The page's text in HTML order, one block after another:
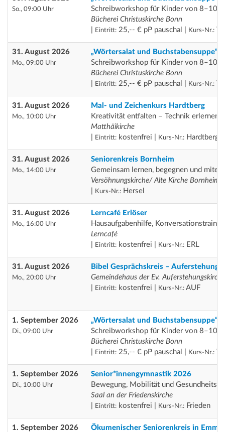
So., 09:00 Uhr
Schreibworkshop für Kinder von 8–10
Bücherei Christuskirche Bonn
Eintritt: 25,-- € pP pauschal | Kurs-Nr.:
31. August 2026
Mo., 09:00 Uhr
„Wörtersalat und Buchstabensuppe“
Schreibworkshop für Kinder von 8–10
Bücherei Christuskirche Bonn
Eintritt: 25,-- € pP pauschal | Kurs-Nr.:
31. August 2026
Mo., 10:00 Uhr
Mal- und Zeichenkurs Hardtberg
Kreativität entfalten – Technik erlernen
Matthäikirche
Eintritt: kostenfrei | Kurs-Nr.: Hardtberg
31. August 2026
Mo., 14:00 Uhr
Seniorenkreis Bornheim
Gemeinsam lernen, begegnen und
Versöhnungskirche/ Alte Kirche Bornheim
Kurs-Nr.: Hersel
31. August 2026
Mo., 16:00 Uhr
Lerncafé Erlöser
Hausaufgabenhilfe,
Lerncafé
Eintritt: kostenfrei | Kurs-Nr.: ERL
31. August 2026
Mo., 20:00 Uhr
Bibel Gesprächskreis – Auferstehung
Gemeindehaus der Ev. Auferstehungskirche
Eintritt: kostenfrei | Kurs-Nr.: AUF
1. September 2026
Di., 09:00 Uhr
„Wörtersalat und Buchstabensuppe“
Schreibworkshop für Kinder von 8–10
Bücherei Christuskirche Bonn
Eintritt: 25,-- € pP pauschal | Kurs-Nr.:
1. September 2026
Di., 10:00 Uhr
Senior*innengymnastik 2026
Bewegung, Mobilität und
Saal an der Friedenskirche
Eintritt: kostenfrei | Kurs-Nr.: Frieden
1. September 2026
Ökumenischer Seniorenkreis in